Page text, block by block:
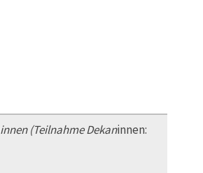
innen (Teilnahme Dekaninnen: